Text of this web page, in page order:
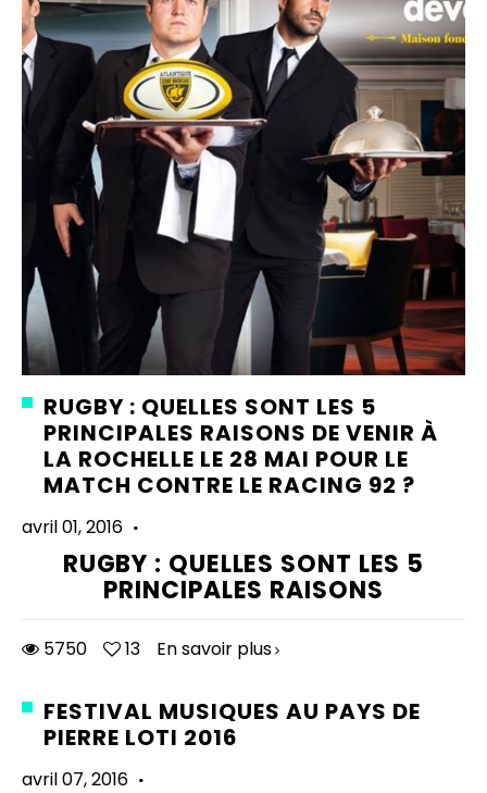
RUGBY : QUELLES SONT LES 5
PRINCIPALES RAISONS DE VENIR À
LA ROCHELLE LE 28 MAI POUR LE
MATCH CONTRE LE RACING 92 ?
avril 01, 2016 ·
RUGBY : QUELLES SONT LES 5
PRINCIPALES RAISONS
5750 13 En savoir plus
FESTIVAL MUSIQUES AU PAYS DE
PIERRE LOTI 2016
avril 07, 2016 ·